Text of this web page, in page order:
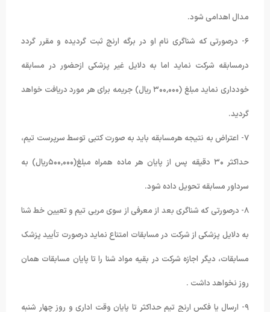
مدال اهدامی شود.
۶- درصورتی که شناگری نام او در برگه ارنج ثبت گردیده و مقرر گردد
درمسابقه شرکت نماید اما به دلایل غیر پزشکی ازحضور در مسابقه
خودداری نماید مبلغ (۳۰۰,۰۰۰ ریال) جریمه برای هر مورد دریافت خواهد
گردید.
۷- اعتراض به نتیجه هرمسابقه باید به صورت کتبی توسط سرپرست تیم،
حداکثر ۳۰ دقیقه پس از پایان هر ماده همراه مبلغ(۵۰۰,۰۰۰ریال) به
سرداور مسابقه تحویل داده شود.
۸- درصورتی که شناگری بعد از معرفی از سوی مربی تیم و تعیین خط شنا
به دلایل پزشکی از شرکت در مسابقات امتناع نماید درصورت تأیید پزشک
مسابقات، دیگر اجازه شرکت در بقیه مواد شنا را تا پایان مسابقات همان
روز نخواهد داشت .
۹- ارسال یا فکس ارنج تیم حداکثر تا پایان وقت اداری و روز چهار شنبه